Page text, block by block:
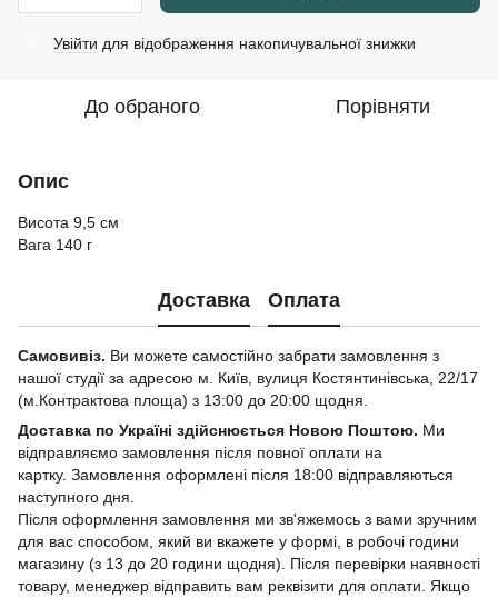
Увійти для відображення накопичувальної знижки
До обраного Порівняти
Опис
Висота 9,5 см
Вага 140 г
Доставка Оплата
Самовивіз. Ви можете самостійно забрати замовлення з
нашої студії за адресою м. Київ, вулиця Костянтинівська, 22/17
(м.Контрактова площа) з 13:00 до 20:00 щодня.
Доставка по Україні здійснюється Новою Поштою. Ми
відправляємо замовлення після повної оплати на
картку. Замовлення оформлені після 18:00 відправляються
наступного дня.
Після оформлення замовлення ми зв'яжемось з вами зручним
для вас способом, який ви вкажете у формі, в робочі години
магазину (з 13 до 20 години щодня). Після перевірки наявності
товару, менеджер відправить вам реквізити для оплати. Якщо